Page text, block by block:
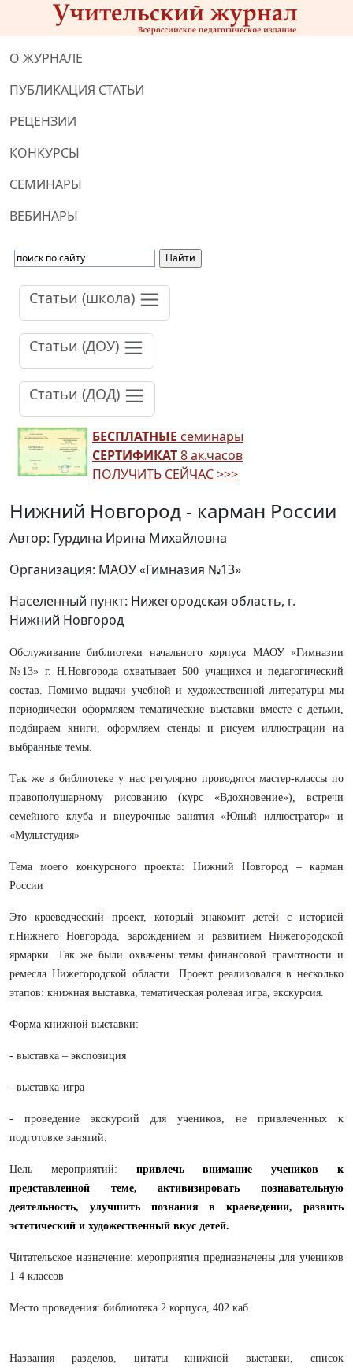
О ЖУРНАЛЕ
ПУБЛИКАЦИЯ СТАТЬИ
РЕЦЕНЗИИ
КОНКУРСЫ
СЕМИНАРЫ
ВЕБИНАРЫ
Статьи (школа)
Статьи (ДОУ)
Статьи (ДОД)
БЕСПЛАТНЫЕ семинары
СЕРТИФИКАТ8 ак.часов
ПОЛУЧИТЬ СЕЙЧАС >>>
Нижний Новгород - карман России
Автор: Гурдина Ирина Михайловна
Организация: МАОУ «Гимназия №13»
Населенный пункт: Нижегородская область, г.
Нижний Новгород
Обслуживание библиотеки начального корпуса МАОУ «Гимназии
№13» г. Н.Новгорода охватывает 500 учащихся и педагогический
состав. Помимо выдачи учебной и художественной литературы мы
периодически оформляем тематические выставки вместе с детьми,
подбираем книги, оформляем стенды и рисуем иллюстрации на
выбранные темы.
Так же в библиотеке у нас регулярно проводятся мастер-классы по
правополушарному рисованию (курс «Вдохновение»), встречи
семейного клуба и внеурочные занятия «Юный иллюстратор» и
«Мультстудия»
Тема моего конкурсного проекта: Нижний Новгород – карман
России
Это краеведческий проект, который знакомит детей с историей
г.Нижнего Новгорода, зарождением и развитием Нижегородской
ярмарки. Так же были охвачены темы финансовой грамотности и
ремесла Нижегородской области. Проект реализовался в несколько
этапов: книжная выставка, тематическая ролевая игра, экскурсия.
Форма книжной выставки:
- выставка – экспозиция
- выставка-игра
- проведение экскурсий для учеников, не привлеченных к
подготовке занятий.
Цель мероприятий:
привлечь внимание учеников к
представленной теме,активизировать познавательную
деятельность, улучшить познания в краеведении, развить
эстетический и художественный вкус детей.
Читательское назначение: мероприятия предназначены для учеников
1-4 классов
Место проведения: библиотека 2 корпуса, 402 каб.
Названия разделов, цитаты книжной выставки, список